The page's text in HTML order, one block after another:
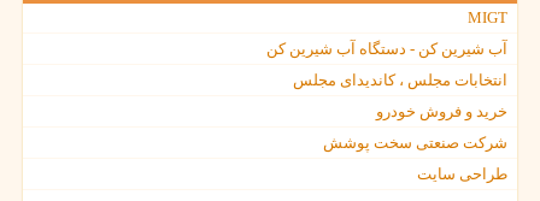
MIGT
آب شیرین کن - دستگاه آب شیرین کن
انتخابات مجلس ، کاندیدای مجلس
خرید و فروش خودرو
شرکت صنعتی سخت پوشش
طراحی سایت